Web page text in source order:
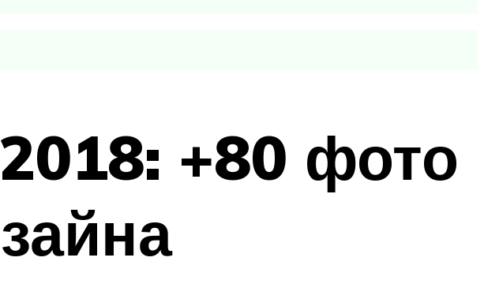
+80 фото